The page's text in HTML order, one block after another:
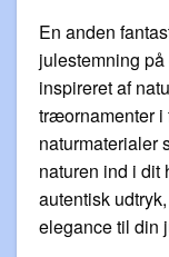
En anden
julestemning
inspireret af
træornamenter i
naturmaterialer
naturen ind i dit
autentisk
elegance til din